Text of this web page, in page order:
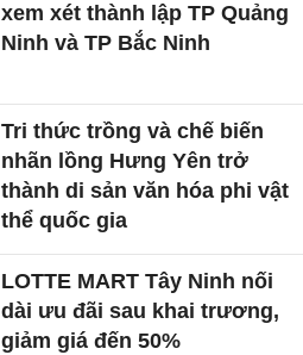
xem xét thành lập TP Quảng
Ninh và TP Bắc Ninh
Tri thức trồng và chế biến
nhãn lồng Hưng Yên trở
thành di sản văn hóa phi vật
thể quốc gia
LOTTE MART Tây Ninh nối
dài ưu đãi sau khai trương,
giảm giá đến 50%